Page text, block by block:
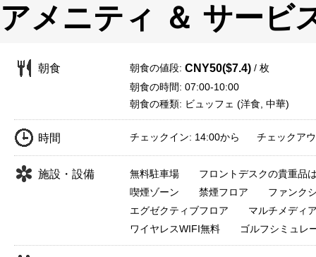
アメニティ ＆ サービ
朝食 朝食の値段: CNY50($7.4) / 枚
朝食の時間: 07:00-10:00
朝食の種類: ビュッフェ (洋食, 中華)
時間 チェックイン: 14:00から チェックアウ
施設・設備 無料駐車場
フロントデスクの貴重品
喫煙ゾーン
禁煙フロア
ファンク
エグゼクティブフロア
マルチメディ
ワイヤレスWIFI無料
ゴルフシミュレ